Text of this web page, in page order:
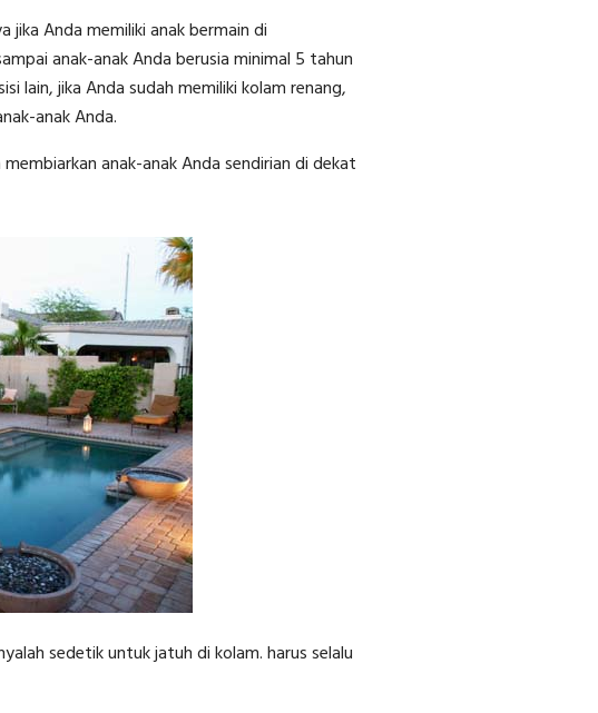
jika Anda memiliki anak bermain di
anak-anak Anda berusia minimal 5 tahun
lain, jika Anda sudah memiliki kolam renang,
anak Anda.
anak-anak Anda sendirian di dekat
sedetik untuk jatuh di kolam. harus selalu